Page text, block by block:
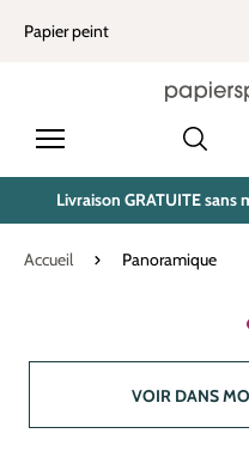
principal
Papier peint
Livraison GRATUITE
Accueil Panoramique
VOIR DANS